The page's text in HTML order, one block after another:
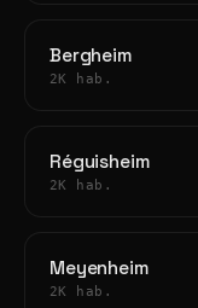
Bergheim
2K hab.
Réguisheim
2K hab.
Meyenheim
2K hab.